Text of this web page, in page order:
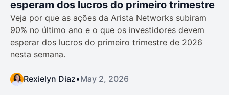
esperam dos lucros do primeiro trimestre
Veja por que as ações da Arista Networks subiram
90% no último ano e o que os investidores devem
esperar dos lucros do primeiro trimestre de 2026
nesta semana.
Rexielyn Diaz•May 2, 2026